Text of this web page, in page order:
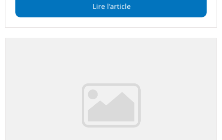
Lire l'article